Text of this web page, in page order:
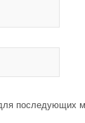
последующих